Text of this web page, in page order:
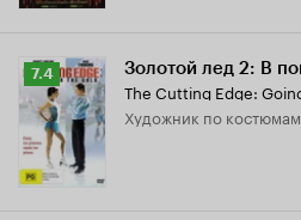
Рейтинг
Кинопоиска
7.4
7.4 Золотой лед 2: В
Художник по костюмам